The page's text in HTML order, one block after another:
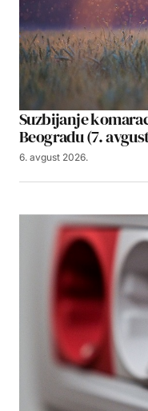
Suzbijanje
Beogradu (7.
6. avgust 2026.